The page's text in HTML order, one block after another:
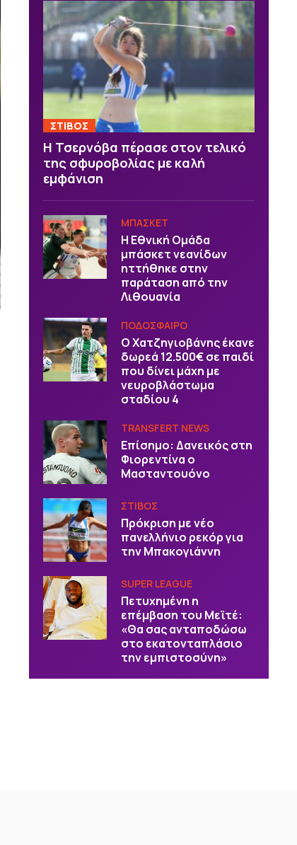
ΣΤΙΒΟΣ
Η Τσερνόβα πέρασε στον τελικό
της σφυροβολίας με καλή
εμφάνιση
ΜΠΑΣΚΕΤ
Η Εθνική Ομάδα
μπάσκετ νεανίδων
ηττήθηκε στην
παράταση από την
Λιθουανία
ΠΟΔΟΣΦΑΙΡΟ
Ο Χατζηγιοβάνης έκανε
δωρεά 12.500€ σε παιδί
που δίνει μάχη με
νευροβλάστωμα
σταδίου 4
TRANSFERT NEWS
Επίσημο: Δανεικός στη
Φιορεντίνα ο
Μασταντουόνο
ΣΤΙΒΟΣ
Πρόκριση με νέο
πανελλήνιο ρεκόρ για
την Μπακογιάννη
SUPER LEAGUE
Πετυχημένη η
επέμβαση του Μεϊτέ:
«Θα σας ανταποδώσω
στο εκατονταπλάσιο
την εμπιστοσύνη»